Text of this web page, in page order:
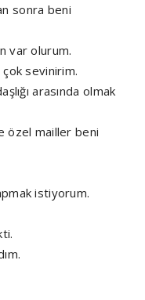
sonra beni
var olurum.
sevinirim.
arasında olmak
özel mailler beni
istiyorum.